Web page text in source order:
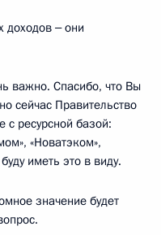
доходов ‒ они
важно. Спасибо, что Вы
сейчас Правительство
с ресурсной базой:
«Новатэком»,
иметь это в виду.
значение будет